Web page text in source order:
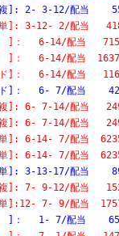
複]: 2- 3-12/配当
単]: 3-12- 2/配当
　]：　 6-14/配
　]：　 6-14/配
ド]：　 6-14/配
イド]：　 6- 7/
連複]: 6- 7-14/
複]: 6- 7-14/配
単]: 6-14- 7/配当
連単]: 6-14- 7/配
単]: 3-13-17/配
連複]: 7- 9-12/配
単]:12- 7- 9/配
　]：　 1- 7/配